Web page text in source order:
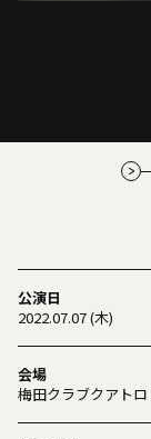
公演日
2022.07.07 (木)
会場
梅田クラブクアトロ